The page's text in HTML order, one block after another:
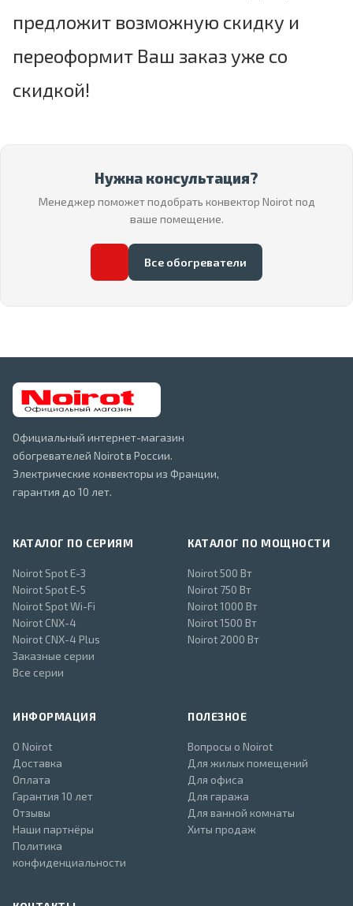
предложит возможную скидку и
переоформит Ваш заказ уже со
скидкой!
Нужна консультация?
Менеджер поможет подобрать конвектор Noirot под
ваше помещение.
Все обогреватели
Официальный интернет-магазин
обогревателей Noirot в России.
Электрические конвекторы из Франции,
гарантия до 10 лет.
КАТАЛОГ ПО СЕРИЯМ
Noirot Spot E-3
Noirot Spot E-5
Noirot Spot Wi-Fi
Noirot CNX-4
Noirot CNX-4 Plus
Заказные серии
Все серии
КАТАЛОГ ПО МОЩНОСТИ
Noirot 500 Вт
Noirot 750 Вт
Noirot 1000 Вт
Noirot 1500 Вт
Noirot 2000 Вт
ИНФОРМАЦИЯ
О Noirot
Доставка
Оплата
Гарантия 10 лет
Отзывы
Наши партнёры
Политика
конфиденциальности
ПОЛЕЗНОЕ
Вопросы о Noirot
Для жилых помещений
Для офиса
Для гаража
Для ванной комнаты
Хиты продаж